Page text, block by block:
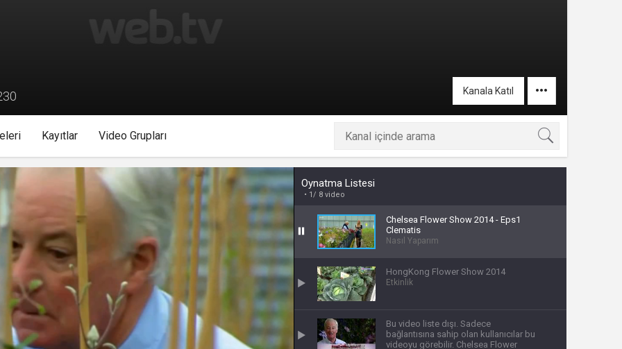
İsimsiz
kullanıcılardan site
içeriği istatistiğini
almak
lang
Seçilen dil tercihini
tutmak
.web.tv
Oturum verisini
tutmak
1 gün
[hash] .web.tv
Oturum doğrulama
channelCategories .web.tv Site içeriği önerme
.web.tv
voteDislike*
İsimsiz ziyaretçi için
Kanala Katıl
Kayıtlar Video Grupları
Oynatma Listesi
1 8 video
Chelsea Flower Show 2014 - Eps1
Clematis
Nasıl Yaparım
HongKong Flower Show 2014
Etkinlik
Bu video liste dışı. Sadece
bağlantısına sahip olan kullanıcılar bu
videoyu görebilir. Chelsea Flower